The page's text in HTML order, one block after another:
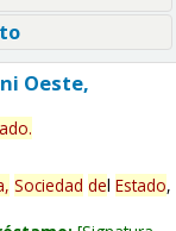
Oeste,
.
Sociedad del Estado,